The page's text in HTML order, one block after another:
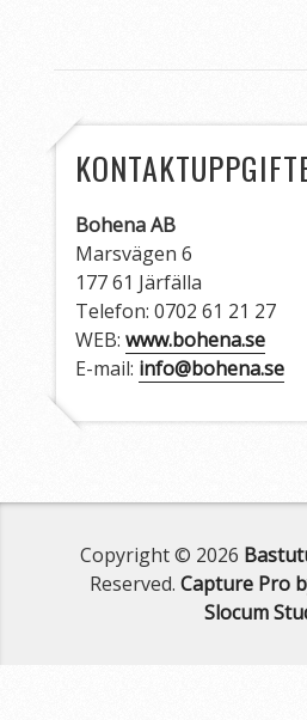
Bohena AB
Marsvägen 6
177 61 Järfälla
Telefon: 0702 61 21 27
WEB: www.bohena.se
E-mail: info@bohena.se
Copyright © 2026
Reserved.Capture Pro
Slocum